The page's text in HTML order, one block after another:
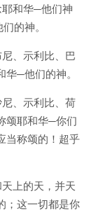
和华─他们神
的神。
、示利比、巴
─他们的神。
、示利比、荷
颂耶和华─你们
当称颂的！超乎
上的天，并天
；这一切都是你